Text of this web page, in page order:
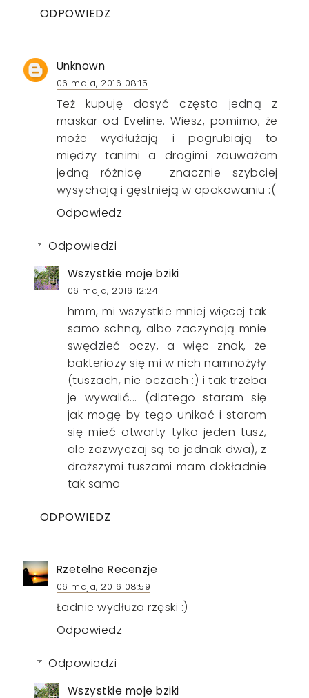
ODPOWIEDZ
Unknown
06 maja, 2016 08:15
Też kupuję dosyć często jedną z
maskar od Eveline. Wiesz, pomimo, że
może wydłużają i pogrubiają to
między tanimi a drogimi zauważam
jedną różnicę - znacznie szybciej
wysychają i gęstnieją w opakowaniu :(
Odpowiedz
Odpowiedzi
Wszystkie moje bziki
06 maja, 2016 12:24
hmm, mi wszystkie mniej więcej tak
samo schną, albo zaczynają mnie
swędzieć oczy, a więc znak, że
bakteriozy się mi w nich namnożyły
(tuszach, nie oczach :) i tak trzeba
je wywalić... (dlatego staram się
jak mogę by tego unikać i staram
się mieć otwarty tylko jeden tusz,
ale zazwyczaj są to jednak dwa), z
droższymi tuszami mam dokładnie
tak samo
ODPOWIEDZ
Rzetelne Recenzje
06 maja, 2016 08:59
Ładnie wydłuża rzęski :)
Odpowiedz
Odpowiedzi
Wszystkie moje bziki